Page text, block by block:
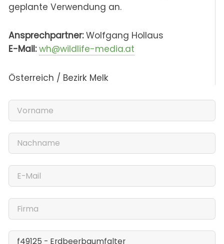
geplante Verwendung an.
Ansprechpartner:Wolfgang Hollaus
E-Mail: wh@wildlife-media.at
Österreich / Bezirk Melk